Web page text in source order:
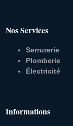
Nos Services
Serrurerie
Plomberie
Électricité
Informations